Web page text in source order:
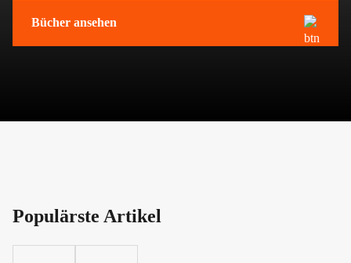
Bücher ansehen
Populärste Artikel